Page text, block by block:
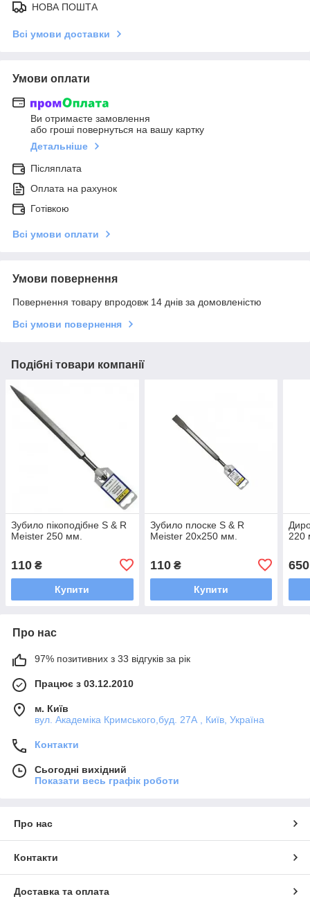
НОВА ПОШТА
Всі умови доставки
Умови оплати
Ви отримаєте замовлення
або гроші повернуться на вашу картку
Детальніше
Післяплата
Оплата на рахунок
Готівкою
Всі умови оплати
Умови повернення
Повернення товару впродовж 14 днів за домовленістю
Всі умови повернення
Подібні товари компанії
Зубило пікоподібне S & R
Meister 250 мм.
110 ₴
Купити
Зубило плоске S & R
Meister 20х250 мм.
110₴
Купити
220
650
Про нас
97% позитивних з 33 відгуків за рік
Працює з 03.12.2010
м. Київ
вул. Академіка Кримського,буд. 27А , Київ, Україна
Контакти
Сьогодні вихідний
Показати весь графік роботи
Про нас
Контакти
Доставка та оплата